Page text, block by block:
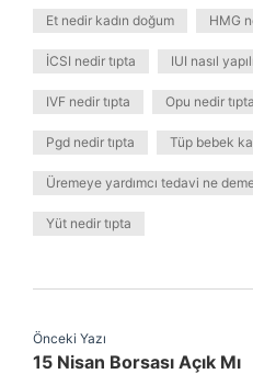
Et nedir kadın doğum HMG
İCSI nedir tıpta IUI nasıl
IVF nedir tıpta Opu nedir tıpta
Pgd nedir tıpta Tüp bebek
Üremeye yardımcı tedavi ne
Yüt nedir tıpta
Önceki Yazı
15 Nisan Borsası Açık Mı